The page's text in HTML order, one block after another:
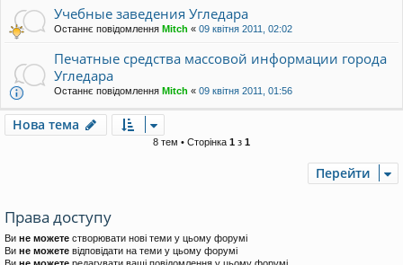
Учебные заведения Угледара
Останнє повідомлення Mitch « 09 квітня 2011, 02:02
Печатные средства массовой информации города
Угледара
Останнє повідомлення Mitch « 09 квітня 2011, 01:56
Нова тема
8 тем • Сторінка 1 з 1
Перейти
Права доступу
Ви не можете створювати нові теми у цьому форумі
Ви не можете відповідати на теми у цьому форумі